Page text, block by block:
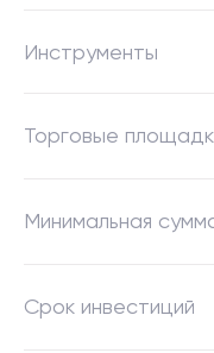
Инструменты
Торговые
Минимальная
Срок инвестиций